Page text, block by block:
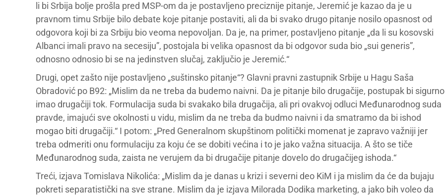
li bi Srbija bolje prošla pred MSP-om da je postavljeno preciznije pitanje, Jeremić je kazao da je u
pravnom timu Srbije bilo debate koje pitanje postaviti, ali da bi svako drugo pitanje nosilo opasnost od
odgovora koji bi za Srbiju bio veoma nepovoljan. Da je, na primer, postavljeno pitanje „da li su kosovski
Albanci imali pravo na secesiju”, postojala bi velika opasnost da bi odgovor suda bio „sui generis”,
odnosno odnosio bi se na jedinstven slučaj, zaključio je Jeremić.“
Drugi, opet zašto nije postavljeno „suštinsko pitanje“? Glavni pravni zastupnik Srbije u Hagu Saša
Obradović po B92: „Mislim da ne treba da budemo naivni. Da je pitanje bilo drugačije, postupak bi sigurno
imao drugačiji tok. Formulacija suda bi svakako bila drugačija, ali pri ovakvoj odluci Međunarodnog suda
pravde, imajući sve okolnosti u vidu, mislim da ne treba da budmo naivni i da smatramo da bi ishod
mogao biti drugačiji.“ I potom: „Pred Generalnom skupštinom politički momenat je zapravo važniji jer
treba odmeriti onu formulaciju za koju će se dobiti većina i to je jako važna situacija. A što se tiče
Međunarodnog suda, zaista ne verujem da bi drugačije pitanje dovelo do drugačijeg ishoda.“
Treći, izjava Tomislava Nikolića: „Mislim da je danas u krizi i severni deo KiM i ja mislim da će da bujaju
pokreti separatistički na sve strane. Mislim da je izjava Milorada Dodika marketing, a jako bih voleo da